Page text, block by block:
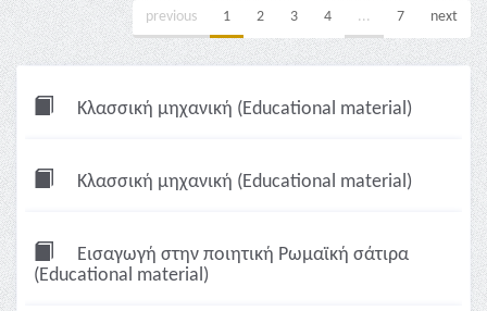
previous 1 2 3 4 ... 7 next
Κλασσική μηχανική (Educational material)
Κλασσική μηχανική (Educational material)
Εισαγωγή στην ποιητική Ρωμαϊκή σάτιρα
(Educational material)